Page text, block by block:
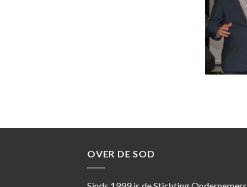
OVER DE SOD